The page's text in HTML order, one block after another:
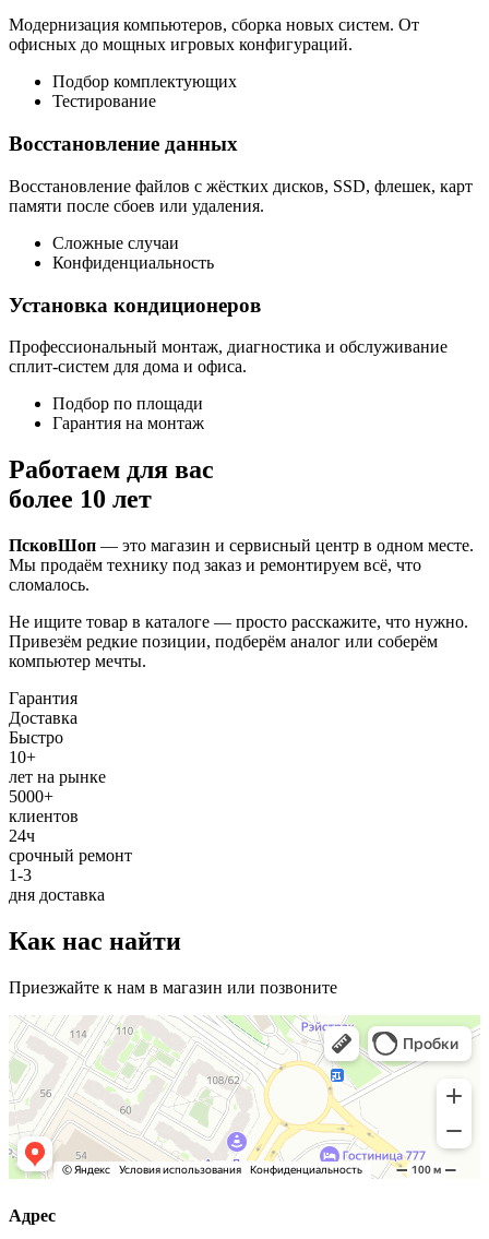
Модернизация компьютеров, сборка новых систем. От
офисных до мощных игровых конфигураций.
Подбор комплектующих
Тестирование
Восстановление данных
Восстановление файлов с жёстких дисков, SSD, флешек, карт
памяти после сбоев или удаления.
Сложные случаи
Конфиденциальность
Установка кондиционеров
Профессиональный монтаж, диагностика и обслуживание
сплит-систем для дома и офиса.
Подбор по площади
Гарантия на монтаж
Работаем для вас
более 10 лет
ПсковШоп — это магазин и сервисный центр в одном месте.
Мы продаём технику под заказ и ремонтируем всё, что
сломалось.
Не ищите товар в каталоге — просто расскажите, что нужно.
Привезём редкие позиции, подберём аналог или соберём
компьютер мечты.
Гарантия
Доставка
Быстро
10+
лет на рынке
5000+
клиентов
24ч
срочный ремонт
1-3
дня доставка
Как нас найти
Приезжайте к нам в магазин или позвоните
Адрес